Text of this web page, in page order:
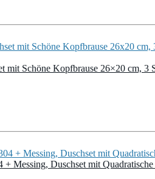
Schöne Kopfbrause 26×20 cm,
Messing, Duschset mit